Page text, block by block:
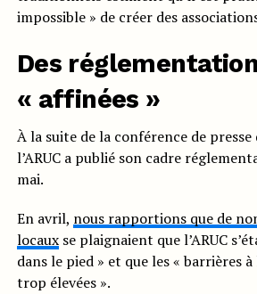
impossible » de créer des
Des
« affinées »
À la suite de la conférence de presse
l’ARUC a publié son cadre
mai.
En avril, nous rapportions que de
locauxse plaignaient que l’ARUC
dans le pied » et que les « barrières
trop élevées ».